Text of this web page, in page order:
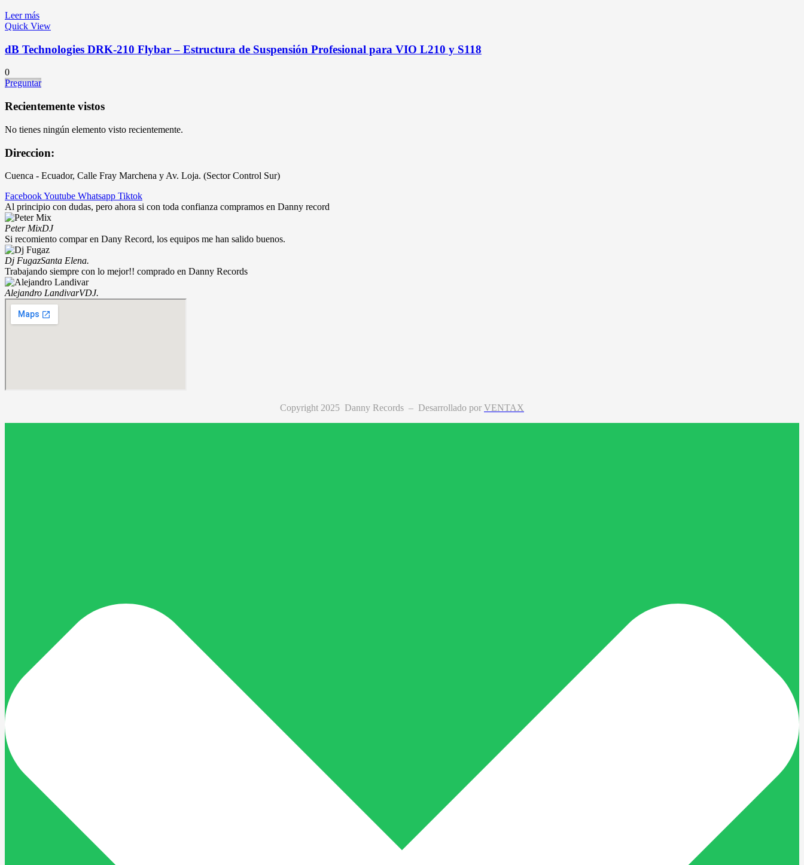
Leer más
Quick View
dB Technologies DRK-210 Flybar – Estructura de Suspensión Profesional para VIO L210 y S118
0
Preguntar
Recientemente vistos
No tienes ningún elemento visto recientemente.
Direccion:
Cuenca - Ecuador, Calle Fray Marchena y Av. Loja. (Sector Control Sur)
FacebookYoutube Whatsapp Tiktok
Al principio con dudas, pero ahora si con toda confianza compramos en Danny record
Peter MixDJ
Si recomiento compar en Dany Record, los equipos me han salido buenos.
Dj FugazSanta Elena.
Trabajando siempre con lo mejor!! comprado en Danny Records
Alejandro LandivarVDJ.
Copyright 2025 Danny Records – Desarrollado por VENTAX